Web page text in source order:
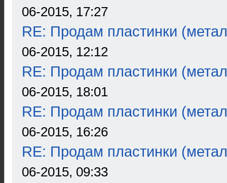
06-2015, 17:27
RE: Продам пластинки
06-2015, 12:12
RE: Продам пластинки
06-2015, 18:01
RE: Продам пластинки
06-2015, 16:26
RE: Продам пластинки
06-2015, 09:33